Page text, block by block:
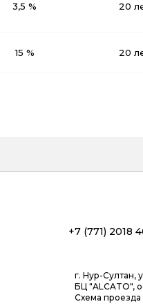
3,5 % 20
15 % 20
+7 (771) 2018
г. Нур-Султан,
БЦ "ALCATO",
Схема проезда